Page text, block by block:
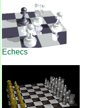
Echecs